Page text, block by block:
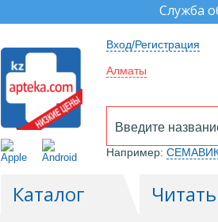
Служба
Вход/Регистрация
Алматы
Например:
Каталог Читать